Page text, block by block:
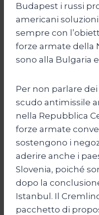
Budapest i russi
americani
sempre con
forze armate della
sono alla Bulgaria
Per non parlare
scudo antimissile
nella Repubblica
forze armate
sostengono i
aderire anche i
Slovenia, poiché
dopo la
Istanbul. Il
pacchetto di